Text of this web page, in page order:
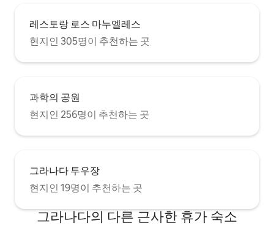
incluida la terraza. Wi-Fi, acceso
restringido por código de seguridad, y
TV smar tv. A 3 minutos del apartamento
Trex, situado en la Plaza de los campos.
Ave María en Calle Molinos. Uno de los
lugares más característicos del Realejo
es el Campo del Príncipe, situado a 400
metros (5 minutos andando) desde los
su hijo Juan. El foco principal se sitúa en
la estatua del Cristo de los Favores,
instalada en el 1640. Cuenta la historia
que entre los años 1679 y 1682, toda la
provincia de Granada era azotada por la
peste Bubónica. Sin embargo El Realejo
레스토랑 로스 마누엘레스
현지인 305명이 추천하는 곳
과학의 공원
현지인 256명이 추천하는 곳
그라나다 투우장
현지인 19명이 추천하는 곳
그라나다의 다른 근사한 휴가 숙소